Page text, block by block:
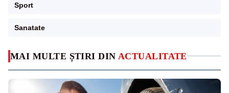
MAI MULTE ȘTIRI DIN ACTUALITATE
Sport
Sanatate